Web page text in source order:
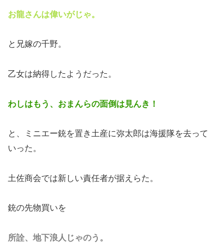
お龍さんは偉いがじゃ。
と兄嫁の千野。
乙女は納得したようだった。
わしはもう、おまんらの面倒は見んき！
と、ミニエー銃を置き土産に弥太郎は海援隊を去って
いった。
土佐商会では新しい責任者が据えらた。
銃の先物買いを
所詮、地下浪人じゃのう。